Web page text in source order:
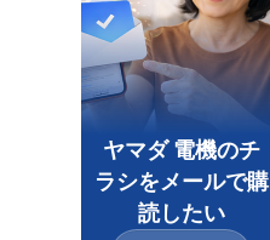
ヤマダ 電機のチ
ラシをメールで購
読したい